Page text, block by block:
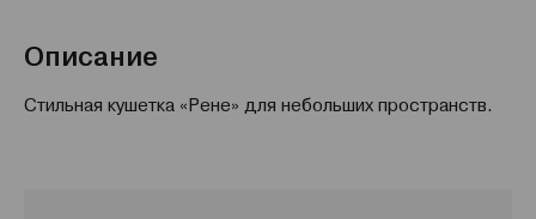
Описание
Стильная кушетка «Рене» для небольших пространств.